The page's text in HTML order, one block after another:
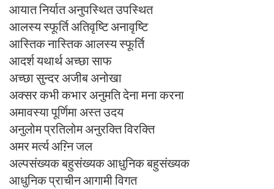
आयात निर्यात अनुपस्थित उपस्थित
आलस्य स्फूर्ति अतिवृष्टि अनावृष्टि
आस्तिक नास्तिक आलस्य स्फूर्ति
आदर्श यथार्थ अच्छा साफ
अच्छा सुन्दर अजीब अनोखा
अक्सर कभी कभार अनुमति देना मना करना
अमावस्या पूर्णिमा अस्त उदय
अनुलोम प्रतिलोम अनुरक्ति विरक्ति
अमर मर्त्य अग़्नि जल
अल्पसंख्यक बहुसंख्यक आधुनिक बहुसंख्यक
आधुनिक प्राचीन आगामी विगत